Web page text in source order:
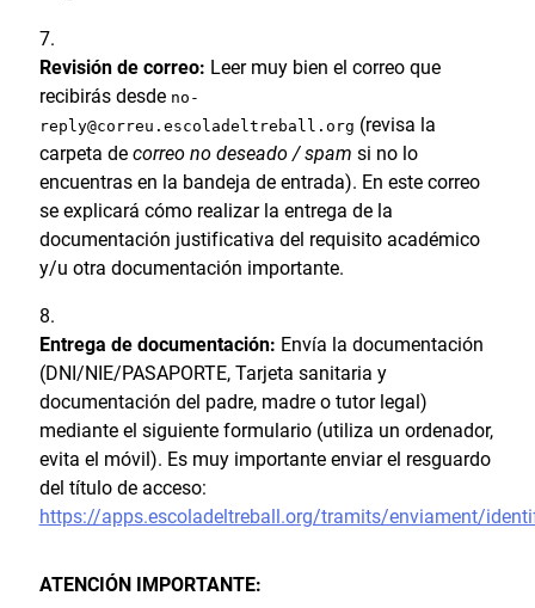
Revisión de correo: Leer muy bien el correo que
recibirás desde no-
reply@correu.escoladeltreball.org (revisa la
carpeta de correo no deseado / spam si no lo
encuentras en la bandeja de entrada). En este correo
se explicará cómo realizar la entrega de la
documentación justificativa del requisito académico
y/u otra documentación importante.
Entrega de documentación: Envía la documentación
(DNI/NIE/PASAPORTE, Tarjeta sanitaria y
documentación del padre, madre o tutor legal)
mediante el siguiente formulario (utiliza un ordenador,
evita el móvil). Es muy importante enviar el resguardo
del título de acceso:
https://apps.escoladeltreball.org/tramits/enviament/
ATENCIÓN IMPORTANTE: